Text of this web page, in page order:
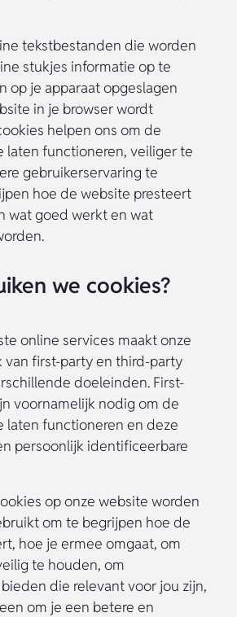
tekstbestanden die worden
stukjes informatie op te
op je apparaat opgeslagen
in je browser wordt
helpen ons om de
laten functioneren, veiliger te
gebruikerservaring te
hoe de website presteert
wat goed werkt en wat
we cookies?
online services maakt onze
van first-party en third-party
doeleinden. First-
voornamelijk nodig om de
laten functioneren en deze
persoonlijk identificeerbare
op onze website worden
om te begrijpen hoe de
hoe je ermee omgaat, om
te houden, om
die relevant voor jou zijn,
om je een betere en